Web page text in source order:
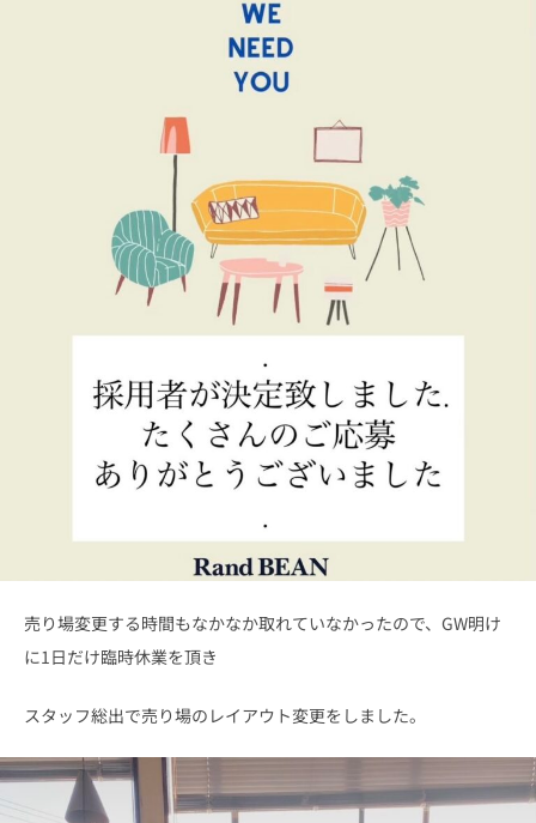
売り場変更する時間もなかなか取れていなかったので、GW明け
に1日だけ臨時休業を頂き
スタッフ総出で売り場のレイアウト変更をしました。